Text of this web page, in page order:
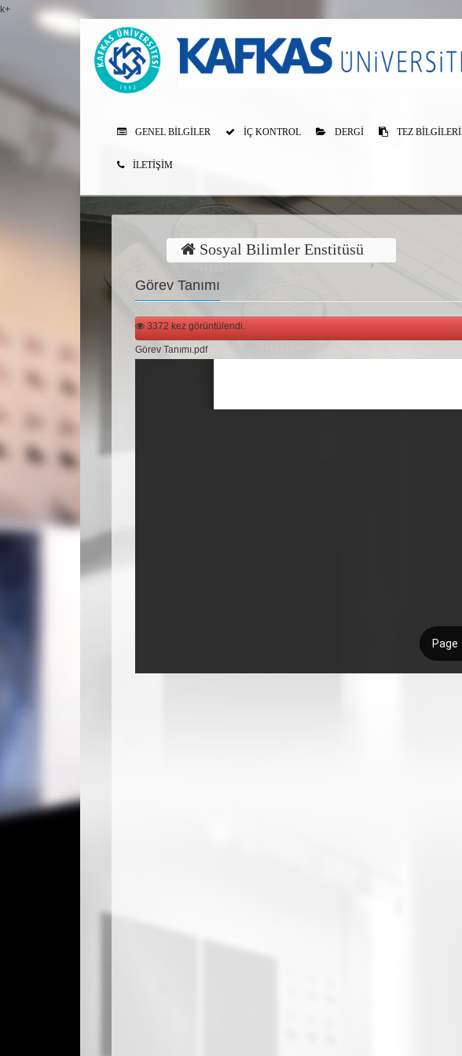
k+
GENEL BILGILER İÇ KONTROL DERGI TEZ BILGILERI
İLETİŞİM
Sosyal Bilimler Enstitüsü
Görev Tanımı
3372 kez görüntülendi.
Görev Tanımı.pdf